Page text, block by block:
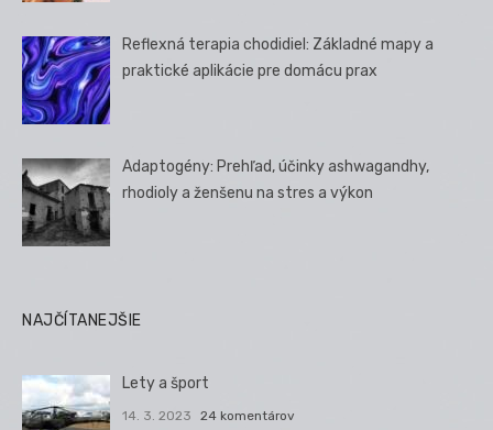
Reflexná terapia chodidiel: Základné mapy a
praktické aplikácie pre domácu prax
Adaptogény: Prehľad, účinky ashwagandhy,
rhodioly a ženšenu na stres a výkon
NAJČÍTANEJŠIE
Lety a šport
14. 3. 2023 24 komentárov